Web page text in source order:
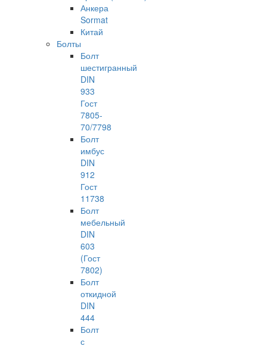
Анкера
Sormat
Китай
Болты
Болт
шестигранный
DIN
933
Гост
7805-
70/7798
Болт
имбус
DIN
912
Гост
11738
Болт
мебельный
DIN
603
(Гост
7802)
Болт
откидной
DIN
444
Болт
с